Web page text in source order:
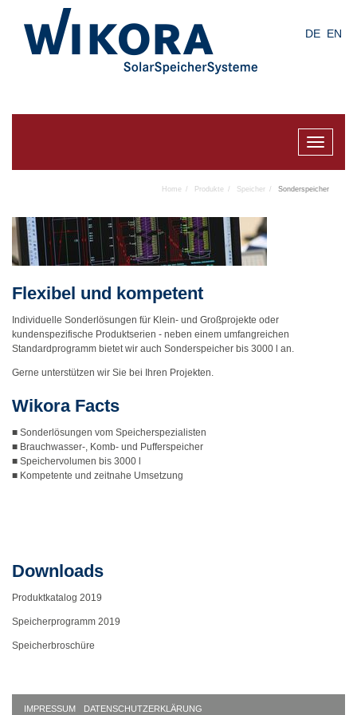
DE EN
Toggle
Home Produkte Speicher Sonderspeicher
Flexibel und kompetent
Individuelle Sonderlösungen für Klein- und Großprojekte oder
kundenspezifische Produktserien - neben einem umfangreichen
Standardprogramm bietet wir auch Sonderspeicher bis 3000 l an.
Gerne unterstützen wir Sie bei Ihren Projekten.
Wikora Facts
■ Sonderlösungen vom Speicherspezialisten
■ Brauchwasser-, Komb- und Pufferspeicher
■ Speichervolumen bis 3000 l
■ Kompetente und zeitnahe Umsetzung
Downloads
Produktkatalog 2019
Speicherprogramm 2019
Speicherbroschüre
IMPRESSUM DATENSCHUTZERKLÄRUNG